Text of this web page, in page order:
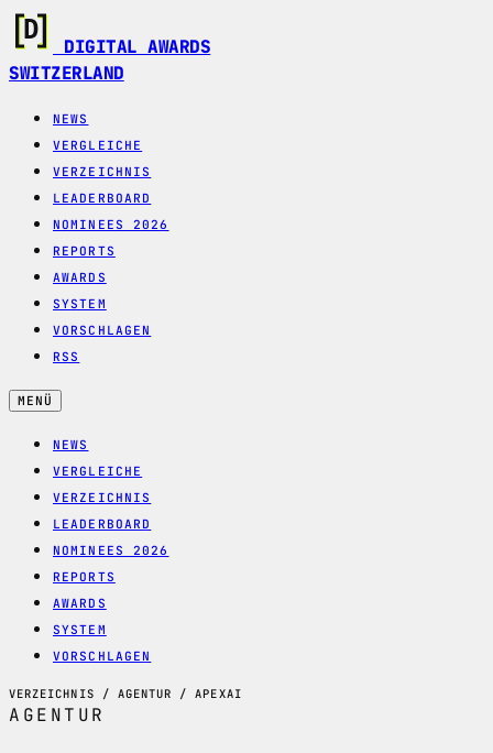
DIGITAL AWARDS
SWITZERLAND
NEWS
VERGLEICHE
VERZEICHNIS
LEADERBOARD
NOMINEES 2026
REPORTS
AWARDS
SYSTEM
VORSCHLAGEN
RSS
MENÜ
NEWS
VERGLEICHE
VERZEICHNIS
LEADERBOARD
NOMINEES 2026
REPORTS
AWARDS
SYSTEM
VORSCHLAGEN
VERZEICHNIS / AGENTUR / APEXAI
AGENTUR